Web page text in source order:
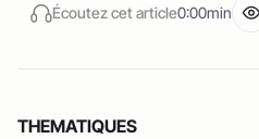
Écoutez cet article0:00min
THEMATIQUES